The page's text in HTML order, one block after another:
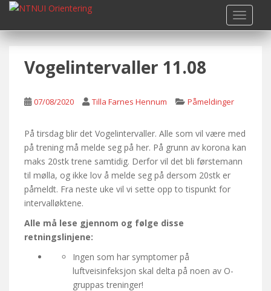
i
Vogelintervaller 11.08
07/08/2020 Tilla Farnes Hennum Påmeldinger
På tirsdag blir det Vogelintervaller. Alle som vil være med
på trening må melde seg på her. På grunn av korona kan
maks 20stk trene samtidig. Derfor vil det bli førstemann
til mølla, og ikke lov å melde seg på dersom 20stk er
påmeldt. Fra neste uke vil vi sette opp to tispunkt for
intervalløktene.
Alle må lese gjennom og følge disse
retningslinjene:
Ingen som har symptomer på
luftveisinfeksjon skal delta på noen av O-
gruppas treninger!